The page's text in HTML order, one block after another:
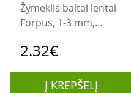
Žymeklis baltai lentai
Forpus, 1-3 mm,
2.32€
Į KREPŠELĮ